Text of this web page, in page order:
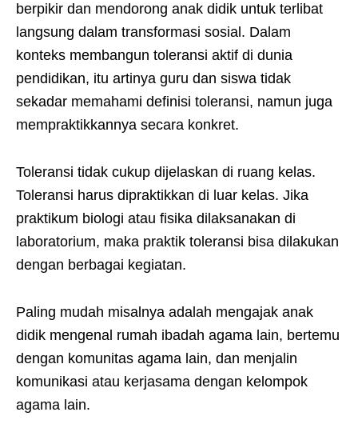
berpikir dan mendorong anak didik untuk terlibat
langsung dalam transformasi sosial. Dalam
konteks membangun toleransi aktif di dunia
pendidikan, itu artinya guru dan siswa tidak
sekadar memahami definisi toleransi, namun juga
mempraktikkannya secara konkret.
Toleransi tidak cukup dijelaskan di ruang kelas.
Toleransi harus dipraktikkan di luar kelas. Jika
praktikum biologi atau fisika dilaksanakan di
laboratorium, maka praktik toleransi bisa dilakukan
dengan berbagai kegiatan.
Paling mudah misalnya adalah mengajak anak
didik mengenal rumah ibadah agama lain, bertemu
dengan komunitas agama lain, dan menjalin
komunikasi atau kerjasama dengan kelompok
agama lain.